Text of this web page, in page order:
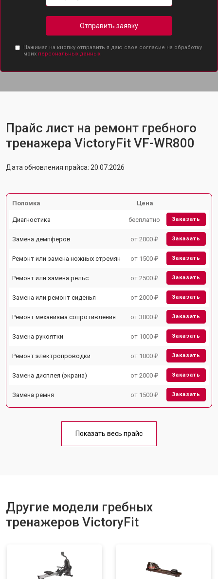
Отправить заявку
Нажимая на кнопку отправить я даю свое согласие на обработку
моих персональных данных.
Прайс лист на ремонт гребного
тренажера VictoryFit VF-WR800
Дата обновления прайса: 20.07.2026
Поломка Цена
Диагностика бесплатно Заказать
Замена демпферов от 2000 ₽ Заказать
Ремонт или замена ножных стремян от 1500 ₽ Заказать
Ремонт или замена рельс от 2500 ₽ Заказать
Замена или ремонт сиденья от 2000 ₽ Заказать
Ремонт механизма сопротивления от 3000 ₽ Заказать
Замена рукоятки от 1000 ₽ Заказать
Ремонт электропроводки от 1000 ₽ Заказать
Замена дисплея (экрана) от 2000 ₽ Заказать
Замена ремня от 1500 ₽ Заказать
Показать весь прайс
Другие модели гребных
тренажеров VictoryFit